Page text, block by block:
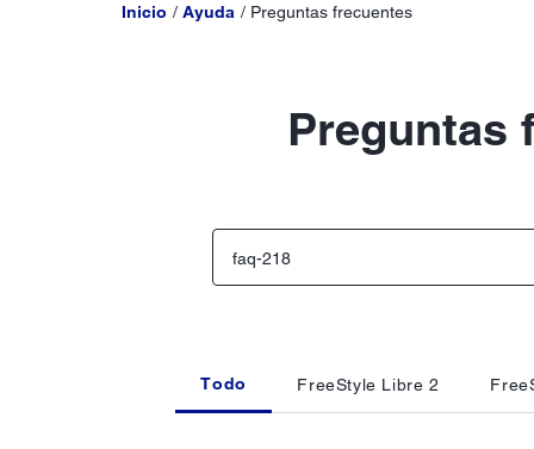
Inicio Ayuda Preguntas frecuentes
Preguntas
Todo FreeStyle Libre 2